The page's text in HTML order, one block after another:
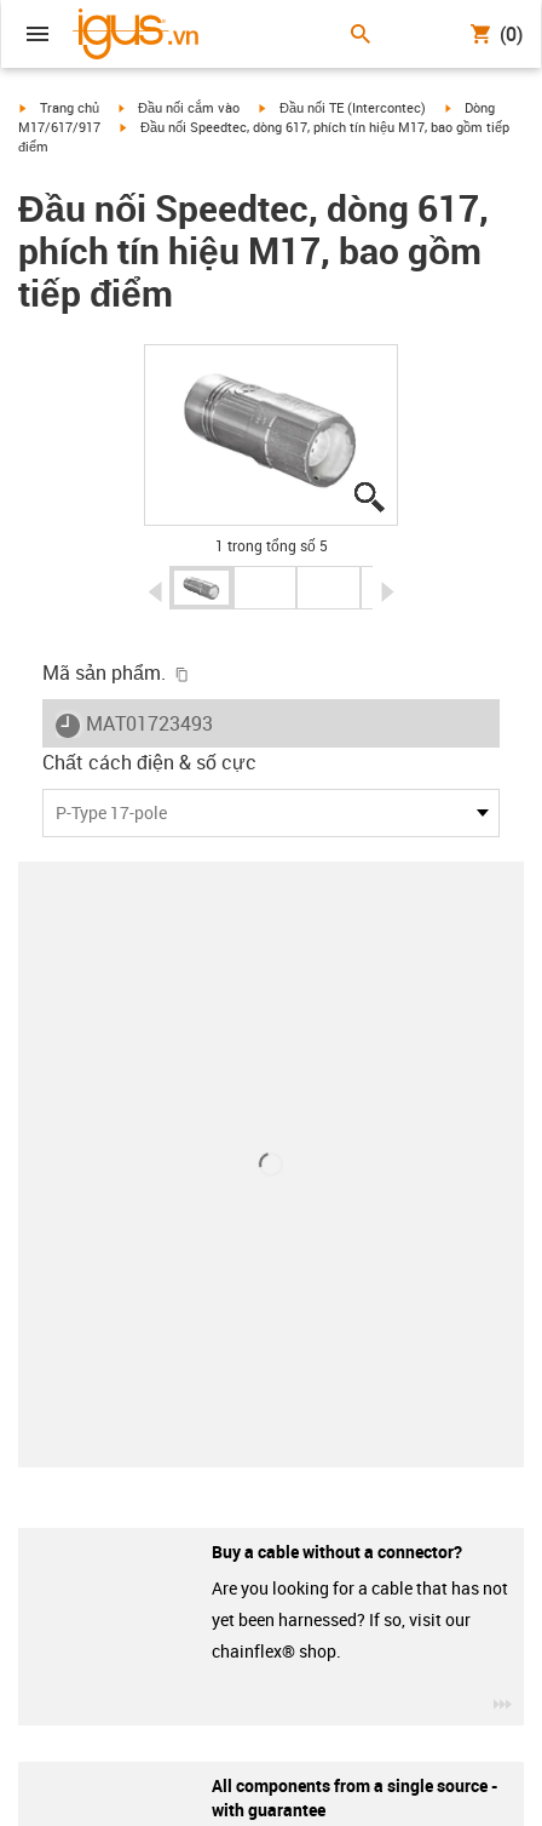
(0)
igus-icon-arrow-right
Trang chủ igus-icon-arrow-right
Đầu nối cắm vào igus-icon-arrow-right
Đầu nối TE (Intercontec) igus-icon-
Dòng
M17/617/917
igus-icon-arrow-right
Đầu nối Speedtec, dòng 617, phích tín hiệu M17, bao gồm tiếp
điểm
Đầu nối Speedtec, dòng 617,
phích tín hiệu M17, bao gồm
tiếp điểm
1 trong tổng số 5
igus-icon-arrow-left
Mã sản phẩm.
igus-icon-lieferzeit
MAT01723493
Chất cách điện & số cực
P-Type 17-pole
Buy a cable without a connector?
Are you looking for a cable that has not
yet been harnessed? If so, visit our
chainflex® shop.
All components from a single source -
with guarantee